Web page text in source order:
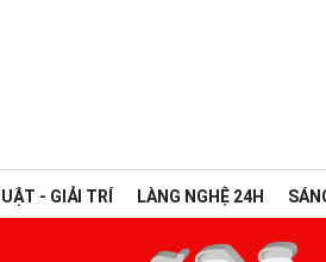
- GIẢI TRÍ LÀNG NGHỆ 24H